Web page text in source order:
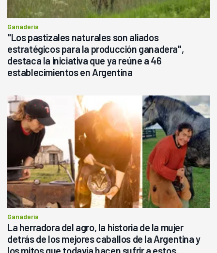
Ganadería
"Los pastizales naturales son aliados
estratégicos para la producción ganadera",
destaca la iniciativa que ya reúne a 46
establecimientos en Argentina
Ganadería
La herradora del agro, la historia de la mujer
detrás de los mejores caballos de la Argentina y